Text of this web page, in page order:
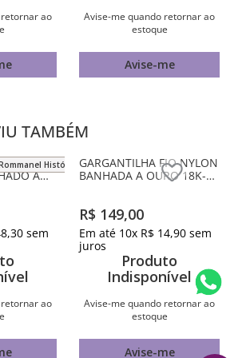
ao
Avise-me quando retornar ao
estoque
Avise-me
TAMBÉM
GARGANTILHA FIO NYLON